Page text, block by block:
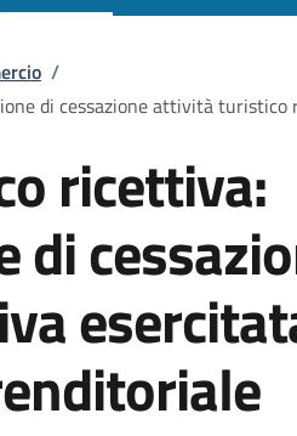
/
di cessazione attività
ricettiva:
di